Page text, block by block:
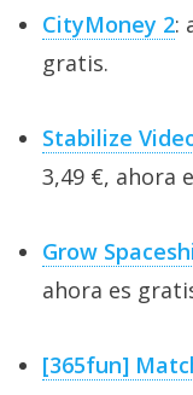
CityMoney 2:
gratis.
Stabilize
3,49 €, ahora
Grow
ahora es
[365fun]